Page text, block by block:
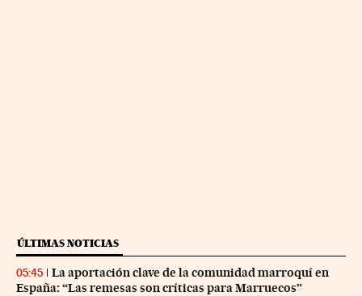
ÚLTIMAS NOTICIAS
05:45
La aportación clave de la comunidad marroquí en
España: “Las remesas son críticas para Marruecos”